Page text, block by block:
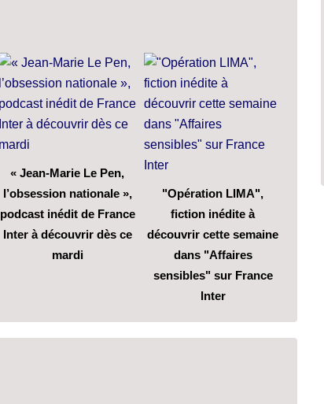
« Jean-Marie Le Pen,
l’obsession nationale »,
podcast inédit de France
Inter à découvrir dès ce
mardi
"Opération LIMA",
fiction inédite à
découvrir cette semaine
dans "Affaires
sensibles" sur France
Inter